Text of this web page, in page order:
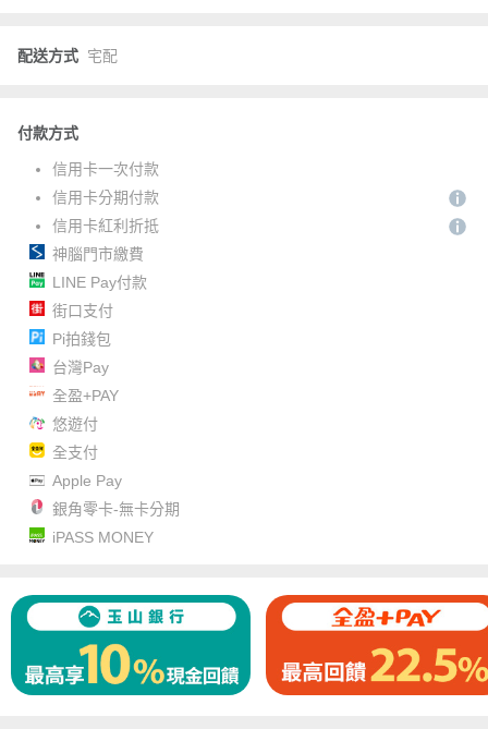
配送方式 宅配
付款方式
信用卡一次付款
信用卡分期付款
信用卡紅利折抵
神腦門市繳費
LINE Pay付款
街口支付
Pi拍錢包
台灣Pay
全盈+PAY
悠遊付
全支付
Apple Pay
銀角零卡-無卡分期
iPASS MONEY